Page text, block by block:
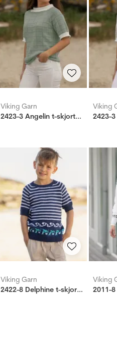
Viking Garn
2423-3 Angelin t-skjorte mintgrønn
Viking
Viking Garn
2422-8 Delphine t-skjorte
Viking
2011-